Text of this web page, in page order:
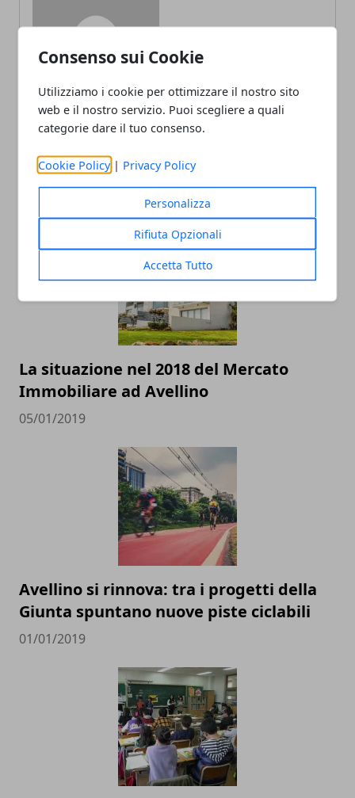
Consenso sui Cookie
Utilizziamo i cookie per ottimizzare il nostro sito
web e il nostro servizio. Puoi scegliere a quali
categorie dare il tuo consenso.
Cookie Policy | Privacy Policy
Personalizza
Rifiuta Opzionali
Accetta Tutto
La situazione nel 2018 del Mercato
Immobiliare ad Avellino
05/01/2019
Avellino si rinnova: tra i progetti della
Giunta spuntano nuove piste ciclabili
01/01/2019